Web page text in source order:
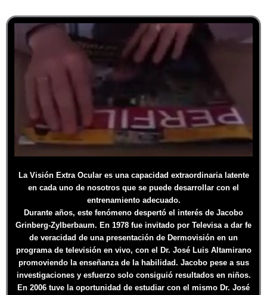
La Visión Extra Ocular es una capacidad extraordinaria latente
en cada uno de nosotros que se puede desarrollar con el
entrenamiento adecuado.
Durante años, este fenómeno despertó el interés de Jacobo
Grinberg-Zylberbaum. En 1978 fue invitado por Televisa a dar fe
de veracidad de una presentación de Dermovisión en un
programa de televisión en vivo, con el Dr. José Luis Altamirano
promoviendo la enseñanza de la habilidad. Jacobo pese a sus
investigaciones y esfuerzo solo consiguió resultados en niños.
En 2006 tuve la oportunidad de estudiar con el mismo Dr. José